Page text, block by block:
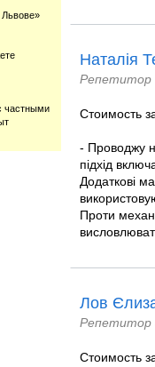
Наталія
Репетитор
Стоимость
- Проводжу
підхід
Додаткові
Проти
Лов
Репетитор
Стоимость
Львове»
частными